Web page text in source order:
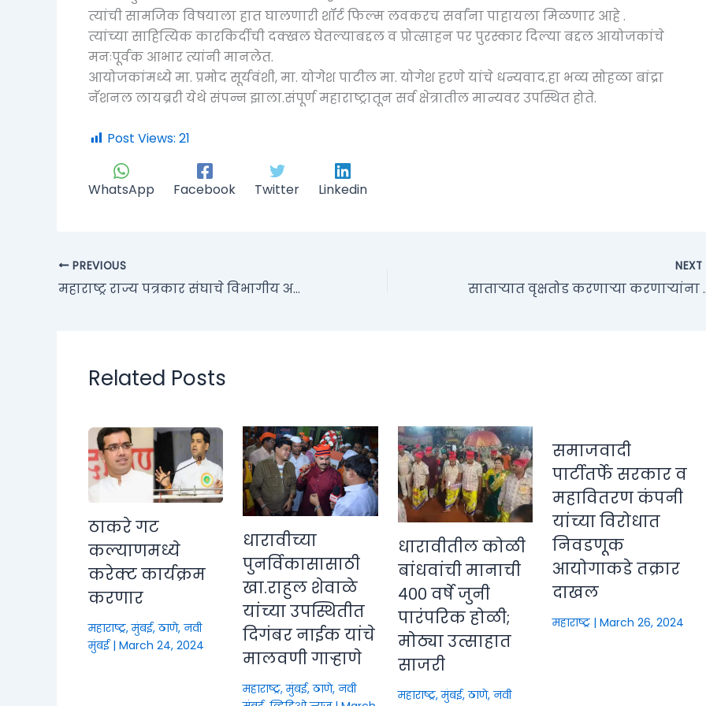
त्यांची सामजिक विषयाला हात घालणारी शॉर्ट फिल्म लवकरच सर्वांना पाहायला मिळणार आहे .
त्यांच्या साहित्यिक कारकिर्दीची दक्खल घेतल्याबद्दल व प्रोत्साहन पर पुरस्कार दिल्या बद्दल आयोजकांचे
मनःपूर्वक आभार त्यांनी मानलेत.
आयोजकांमध्ये मा. प्रमोद सूर्यवंशी, मा. योगेश पाटील मा. योगेश हरणे यांचे धन्यवाद.हा भव्य सोहळा बांद्रा
नॅशनल लायब्ररी येथे संपन्न झाला.संपूर्ण महाराष्ट्रातून सर्व क्षेत्रातील मान्यवर उपस्थित होते.
Post Views: 21
WhatsApp Facebook Twitter Linkedin
PREVIOUS
महाराष्ट्र राज्य पत्रकार संघाचे विभागीय अधिवेशन पाचोरा येथे उत्सवात संपन्न
NEXT
साताऱ्यात वृक्षतोड
Related Posts
ठाकरे गट
कल्याणमध्ये
करेक्ट कार्यक्रम
करणार
महाराष्ट्र,मुंबई, ठाणे, नवी
मुंबई| March 24, 2024
धारावीच्या
पुनर्विकासासाठी
खा.राहुल शेवाळे
यांच्या उपस्थितीत
दिगंबर नाईक यांचे
मालवणी गाऱ्हाणे
महाराष्ट्र,मुंबई, ठाणे, नवी
धारावीतील कोळी
बांधवांची मानाची
४०० वर्षे जुनी
पारंपरिक होळी;
मोठ्या उत्साहात
साजरी
महाराष्ट्र,मुंबई, ठाणे, नवी
समाजवादी
पार्टीतर्फे सरकार व
महावितरण कंपनी
यांच्या विरोधात
निवडणूक
आयोगाकडे तक्रार
दाखल
महाराष्ट्र| March 26, 2024